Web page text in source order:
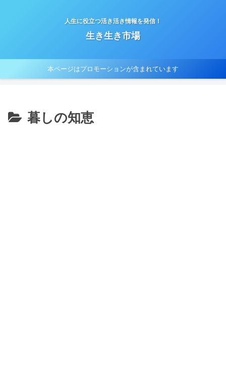
人生に役立つ活き活き情報を発信！
生き生き市場
本ページはプロモーションが含まれています
暮しの知恵